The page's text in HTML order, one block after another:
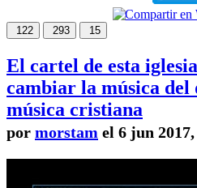
122 293 15
El cartel de esta
cambiar la música del
música cristiana
por morstam el 6 jun